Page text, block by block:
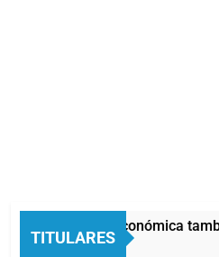
TITULARES
La crisis económica
3 Horas Atrás